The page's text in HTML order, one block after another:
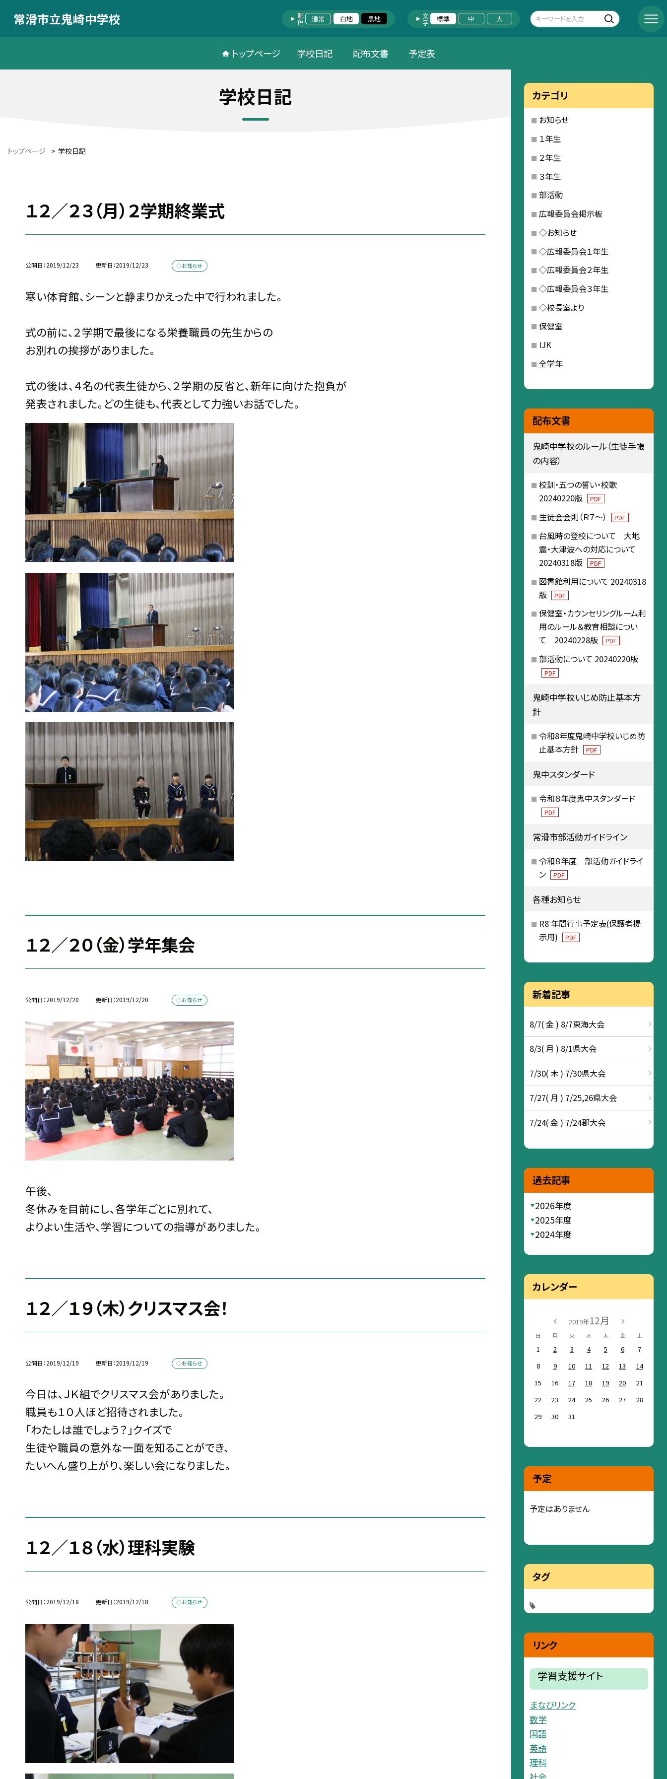
常滑市立鬼崎中学校 配色 通常 白地 黒地 文字 標準 中 大
トップページ 学校日記 配布文書 予定表
学校日記
トップページ > 学校日記
１２／２３（月）２学期終業式
公開日 2019/12/23 更新日 2019/12/23 ◇お知らせ
寒い体育館、シーンと静まりかえった中で行われました。
式の前に、２学期で最後になる栄養職員の先生からの
お別れの挨拶がありました。
式の後は、４名の代表生徒から、２学期の反省と、新年に向けた抱負が
発表されました。どの生徒も、代表として力強いお話でした。
１２／２０（金）学年集会
公開日 2019/12/20 更新日 2019/12/20 ◇お知らせ
午後、
冬休みを目前にし、各学年ごとに別れて、
よりよい生活や、学習についての指導がありました。
１２／１９（木）クリスマス会！
公開日 2019/12/19 更新日 2019/12/19 ◇お知らせ
今日は、ＪＫ組でクリスマス会がありました。
職員も１０人ほど招待されました。
「わたしは誰でしょう？」クイズで
生徒や職員の意外な一面を知ることができ、
たいへん盛り上がり、楽しい会になりました。
１２／１８（水）理科実験
公開日 2019/12/18 更新日 2019/12/18 ◇お知らせ
カテゴリ
お知らせ
１年生
２年生
３年生
部活動
広報委員会掲示板
◇お知らせ
◇広報委員会１年生
◇広報委員会２年生
◇広報委員会３年生
◇校長室より
保健室
IJK
全学年
配布文書
鬼崎中学校のルール（生徒手帳
の内容）
校訓・五つの誓い・校歌
20240220版
PDF
生徒会会則（Ｒ７～） PDF
台風時の登校について 大地
震・大津波への対応について
20240318版
PDF
図書館利用について 20240318
版
PDF
保健室・カウンセリングルーム利
用のルール＆教育相談につい
て 20240228版
PDF
部活動について 20240220版
PDF
鬼崎中学校いじめ防止基本方
針
令和8年度鬼崎中学校いじめ防
止基本方針
PDF
鬼中スタンダード
令和８年度鬼中スタンダード
PDF
常滑市部活動ガイドライン
令和８年度 部活動ガイドライ
ン
PDF
各種お知らせ
R8 年間行事予定表(保護者提
示用)
PDF
新着記事
8/7( 金 ) 8/7東海大会
8/3( 月 ) 8/1県大会
7/30( 木 ) 7/30県大会
7/27( 月 ) 7/25,26県大会
7/24( 金 ) 7/24郡大会
過去記事
2026年度
2025年度
2024年度
カレンダー
2019年12月
日 月 火 水 木 金 土
1 2 3 4 5 6
7
8
9 10 11 12 13
14
15
16 17 18 19 20
21
22
23 24 25 26 27
28
29
30 31
予定
予定はありません
タグ
リンク
学習支援サイト
まなびリンク
数学
国語
英語
理科